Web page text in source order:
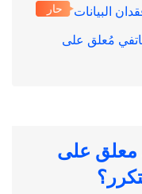
حار
مُعلق على
معلق على